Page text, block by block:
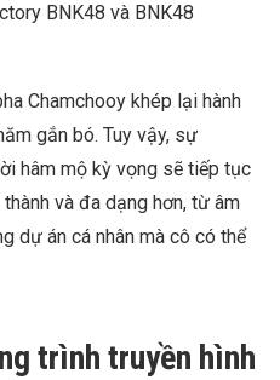
BNK48 và BNK48
Chamchooy khép lại hành
gắn bó. Tuy vậy, sự
hâm mộ kỳ vọng sẽ tiếp tục
và đa dạng hơn, từ âm
dự án cá nhân mà cô có thể
trình truyền hình